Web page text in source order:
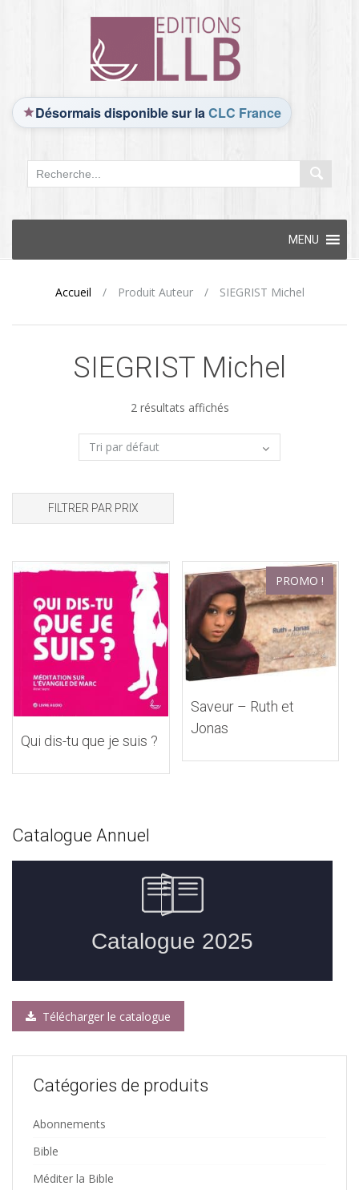
Désormais disponible sur laCLC France
content
MENU
Accueil / Produit Auteur / SIEGRIST Michel
SIEGRIST Michel
2 résultats affichés
FILTRER PAR PRIX
Qui dis-tu que je suis ?
PROMO !
Saveur – Ruth et
Jonas
Catalogue Annuel
Télécharger le catalogue
Catégories de produits
Abonnements
Bible
Méditer la Bible